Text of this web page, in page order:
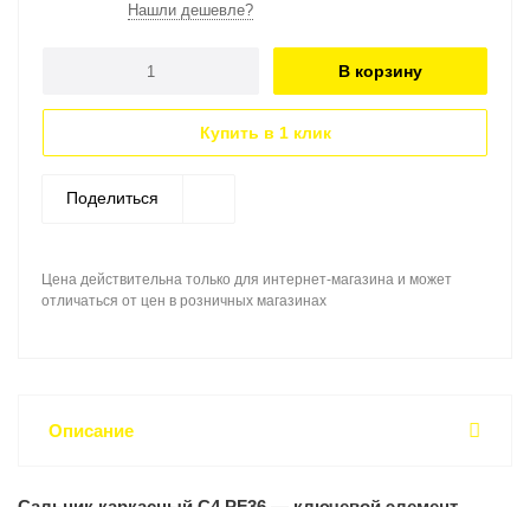
Нашли дешевле?
В корзину
Купить в 1 клик
Поделиться
Цена действительна только для интернет-магазина и может
отличаться от цен в розничных магазинах
Описание